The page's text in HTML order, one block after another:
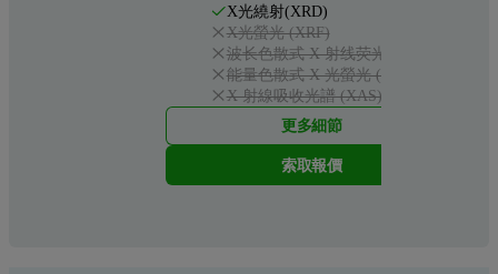
X光繞射(XRD)
X光螢光 (XRF)
波长色散式 X 射线荧光 (WDXRF)
能量色散式 X 光螢光 (EDXRF)
X 射線吸收光譜 (XAS)
更多細節
索取報價